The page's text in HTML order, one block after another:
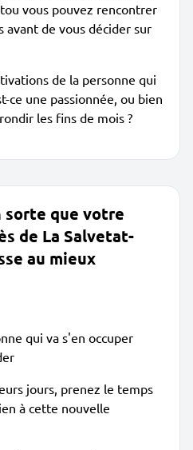
vous pouvez rencontrer
avant de vous décider sur
de la personne qui
ce une passionnée, ou bien
les fins de mois ?
sorte que votre
de La Salvetat-
au mieux
qui va s'en occuper
jours, prenez le temps
à cette nouvelle